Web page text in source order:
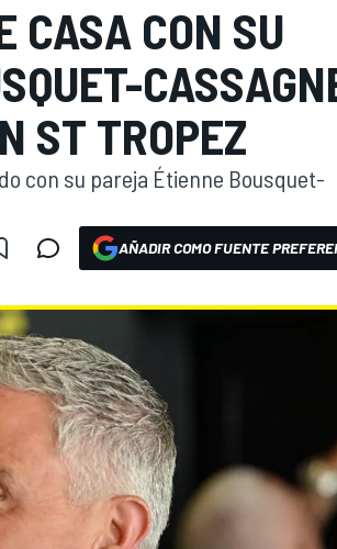
CASA CON SU
ST TROPEZ
con su pareja Étienne Bousquet-
AÑADIR COMO FUENTE